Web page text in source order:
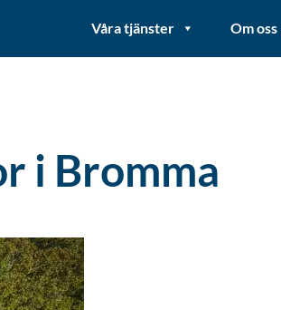
Våra tjänster Om oss
i Bromma